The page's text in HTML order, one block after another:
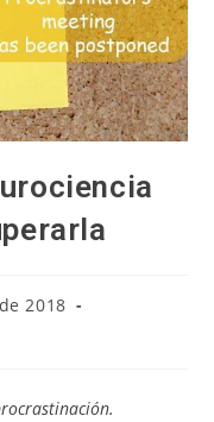
2018